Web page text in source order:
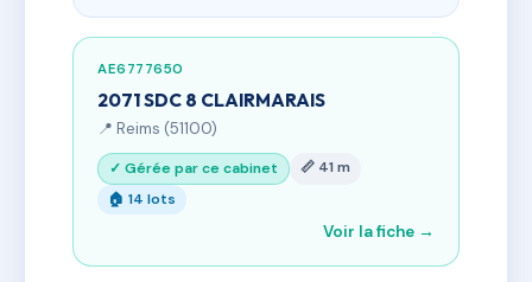
AE6777650
2071 SDC 8 CLAIRMARAIS
📍 Reims (51100)
✓ Gérée par ce cabinet
📏 41 m
🏠 14 lots
Voir la fiche →